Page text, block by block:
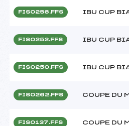
FIS0256.FFS IBU CUP
FIS0252.FFS IBU CUP
FIS0250.FFS IBU CUP
FIS0262.FFS COUPE DU
FIS0137.FFS COUPE DU